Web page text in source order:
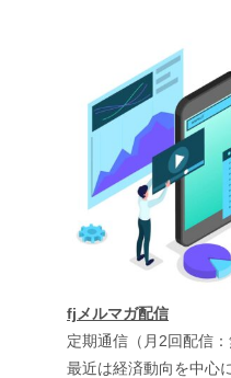
fjメルマガ配信
定期通信（月2回配信：
最近は経済動向を中心